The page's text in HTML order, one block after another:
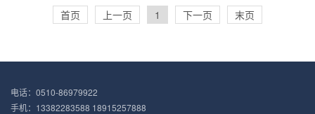
首页 上一页 1 下一页 末页
电话：0510-86979922
手机：13382283588 18915257888